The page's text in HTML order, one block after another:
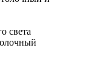
света